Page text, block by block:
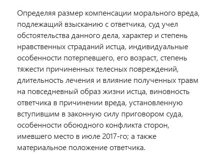
Определяя размер компенсации морального вреда,
подлежащий взысканию с ответчика, суд учел
обстоятельства данного дела, характер и степень
нравственных страданий истца, индивидуальные
особенности потерпевшего, его возраст, степень
тяжести причиненных телесных повреждений,
длительность лечения и влияние полученных травм
на повседневный образ жизни истца, виновность
ответчика в причинении вреда, установленную
вступившим в законную силу приговором суда,
особенности обоюдного конфликта сторон,
имевшего место в июле 2017-го; а также
материальное положение ответчика.